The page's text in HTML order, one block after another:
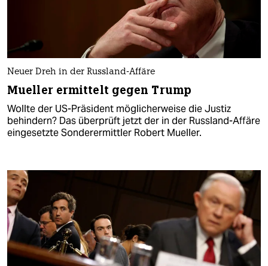
Neuer Dreh in der Russland-Affäre
Mueller ermittelt gegen Trump
Wollte der US-Präsident möglicherweise die Justiz
behindern? Das überprüft jetzt der in der Russland-Affäre
eingesetzte Sonderermittler Robert Mueller.